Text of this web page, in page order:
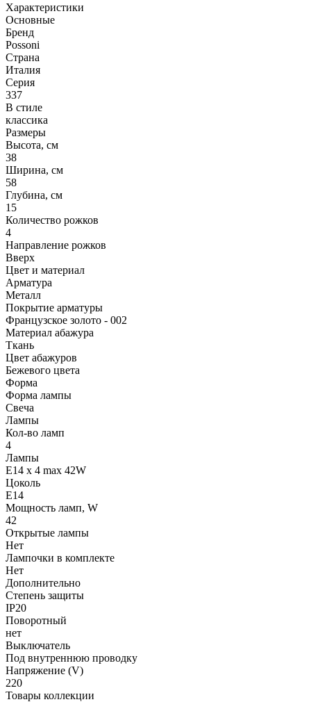
Характеристики
Основные
Бренд
Possoni
Страна
Италия
Серия
337
В стиле
классика
Размеры
Высота, см
38
Ширина, см
58
Глубина, см
15
Количество рожков
4
Направление рожков
Вверх
Цвет и материал
Арматура
Металл
Покрытие арматуры
Французское золото - 002
Материал абажура
Ткань
Цвет абажуров
Бежевого цвета
Форма
Форма лампы
Свеча
Лампы
Кол-во ламп
4
Лампы
E14 x 4 max 42W
Цоколь
E14
Мощность ламп, W
42
Открытые лампы
Нет
Лампочки в комплекте
Нет
Дополнительно
Степень защиты
IP20
Поворотный
нет
Выключатель
Под внутреннюю проводку
Напряжение (V)
220
Товары коллекции